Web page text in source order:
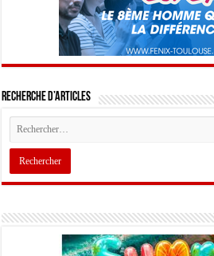
Recherche d’articles